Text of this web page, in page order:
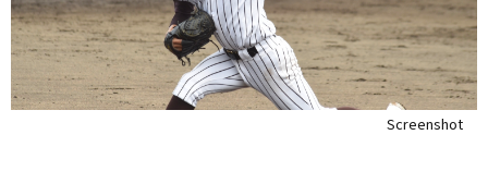
Screenshot